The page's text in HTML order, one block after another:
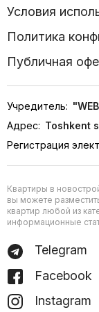
Условия
Политика
Публичная
Учредитель:
Адрес: Toshkent
Регистрация
Квартиры в
вы можете
квартир любой из
информационные
Telegram
Facebook
Instagram